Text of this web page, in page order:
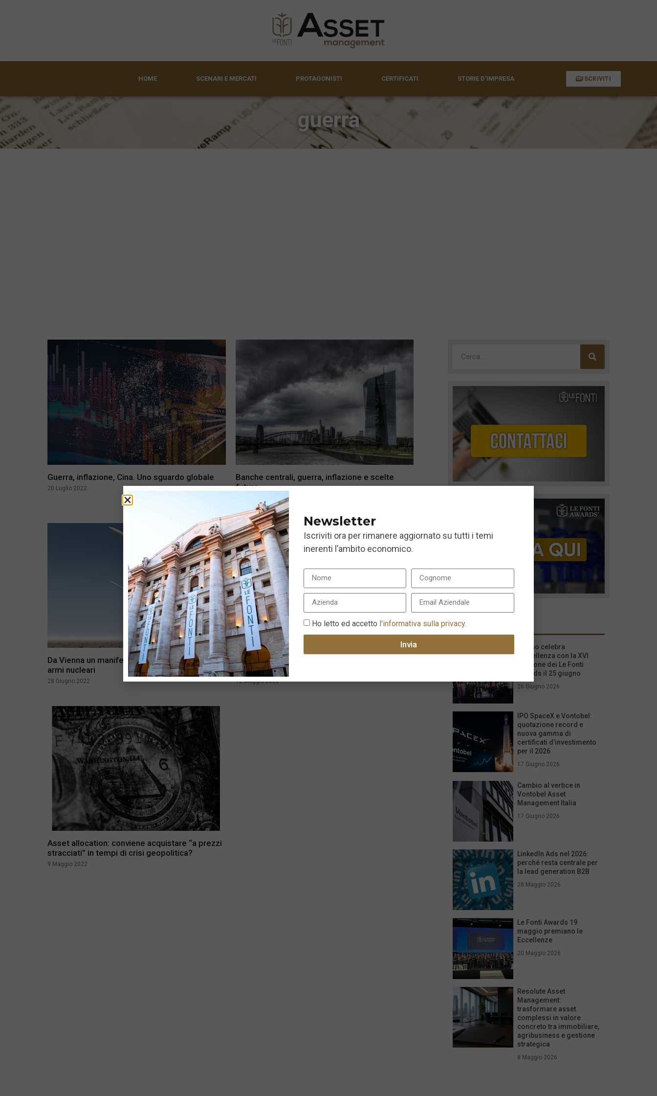
HOME SCENARI E MERCATI PROTAGONISTI CERTIFICATI STORIE D’IMPRESA ISCRIVITI
guerra
Guerra, inflazione, Cina. Uno sguardo globale
20 Luglio 2022
Banche centrali, guerra, inflazione e scelte
future
Da Vienna un manifesto per disinvestire sulle
armi nucleari
28 Giugno 2022
Mercati: l’azionario rimane il “place to be”
anche nel 2022
12 Maggio 2022
Asset allocation: conviene acquistare “a prezzi
stracciati” in tempi di crisi geopolitica?
9 Maggio 2022
I più recenti
Milano celebra
l’eccellenza con la XVI
edizione dei Le Fonti
Awards il 25 giugno
26 Giugno 2026
IPO SpaceX e Vontobel:
quotazione record e
nuova gamma di
certificati d’investimento
per il 2026
17 Giugno 2026
Cambio al vertice in
Vontobel Asset
Management Italia
17 Giugno 2026
LinkedIn Ads nel 2026:
perché resta centrale per
la lead generation B2B
28 Maggio 2026
Le Fonti Awards 19
maggio premiano le
Eccellenze
20 Maggio 2026
Resolute Asset
Management:
trasformare asset
complessi in valore
concreto tra immobiliare,
agribusiness e gestione
strategica
8 Maggio 2026
Newsletter
Iscriviti ora per rimanere aggiornato su tutti i temi
inerenti l’ambito economico.
Ho letto ed accetto l'informativa sulla privacy.
Invia